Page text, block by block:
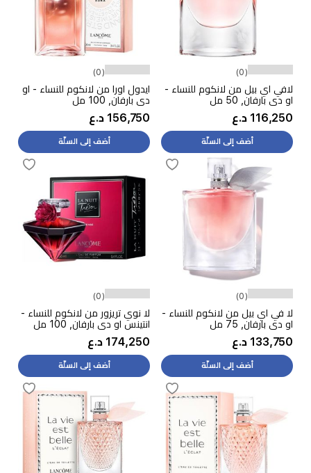
(0)
لافي اي بيل من لانكوم للنساء -
او دي بارفان, 50 مل
116,250 د.ع
أضف إلى السلّة
(0)
ايدول اورا من لانكوم للنساء - او
دي بارفان, 100 مل
156,750 د.ع
أضف إلى السلّة
(0)
لا في اي بيل من لانكوم للنساء -
او دي بارفان, 75 مل
133,750 د.ع
أضف إلى السلّة
(0)
لا نوي تريزور من لانكوم للنساء -
انتينس او دي بارفان, 100 مل
174,250 د.ع
أضف إلى السلّة